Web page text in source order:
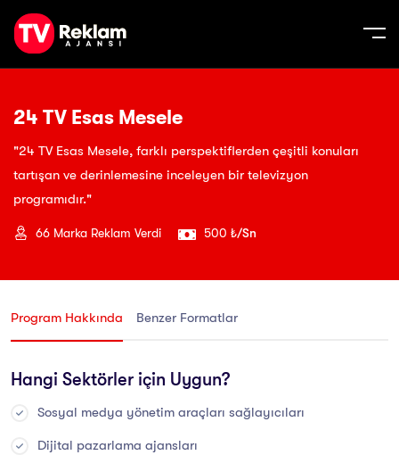
24 TV Esas Mesele
"24 TV Esas Mesele, farklı perspektiflerden çeşitli konuları
tartışan ve derinlemesine inceleyen bir televizyon
programıdır."
66 Marka Reklam Verdi 500 ₺/Sn
Program Hakkında Benzer Formatlar
Hangi Sektörler için Uygun?
Sosyal medya yönetim araçları sağlayıcıları
Dijital pazarlama ajansları